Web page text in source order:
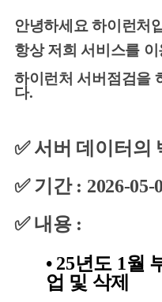
안녕하세요 하이런처
항상 저희 서비스를
하이런처 서버점검을
다.
✅ 서버 데이터의
✅ 기간 : 2026-05-
✅ 내용 :
• 25년도 1월
업 및 삭제